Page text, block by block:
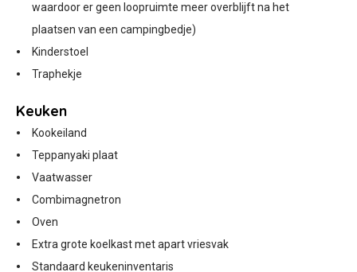
waardoor er geen loopruimte meer overblijft na het
plaatsen van een campingbedje)
Kinderstoel
Traphekje
Keuken
Kookeiland
Teppanyaki plaat
Vaatwasser
Combimagnetron
Oven
Extra grote koelkast met apart vriesvak
Standaard keukeninventaris